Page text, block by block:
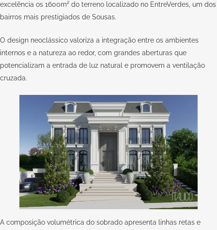
excelência os 1600m² do terreno localizado no EntreVerdes, um dos
bairros mais prestigiados de Sousas.
O design neoclássico valoriza a integração entre os ambientes
internos e a natureza ao redor, com grandes aberturas que
potencializam a entrada de luz natural e promovem a ventilação
cruzada.
A composição volumétrica do sobrado apresenta linhas retas e